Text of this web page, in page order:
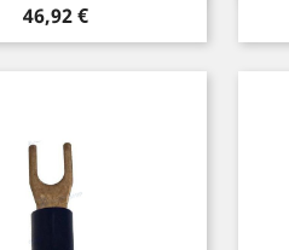
Prix
46,92 €